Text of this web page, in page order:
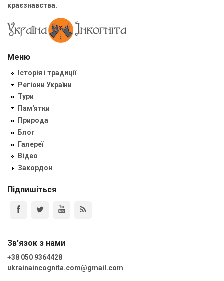
краєзнавства.
Меню
Історія і традиції
Регіони України
Тури
Пам'ятки
Природа
Блог
Галереї
Відео
Закордон
Підпишіться
Зв'язок з нами
+38 050 9364428
ukrainaincognita.com@gmail.com